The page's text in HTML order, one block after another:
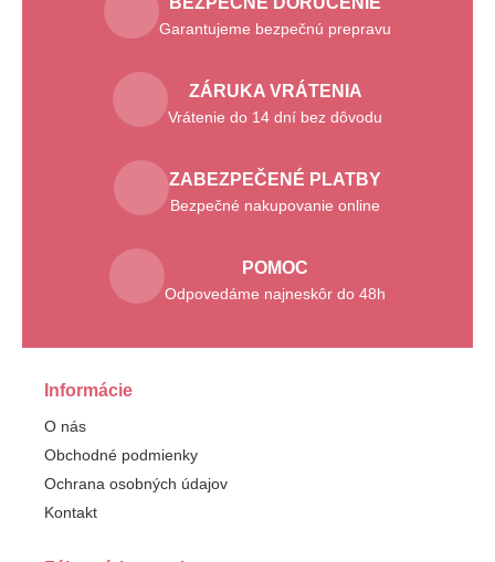
Garantujeme bezpečnú prepravu
ZÁRUKA VRÁTENIA
Vrátenie do 14 dní bez dôvodu
ZABEZPEČENÉ PLATBY
Bezpečné nakupovanie online
POMOC
Odpovedáme najneskôr do 48h
Informácie
O nás
Obchodné podmienky
Ochrana osobných údajov
Kontakt